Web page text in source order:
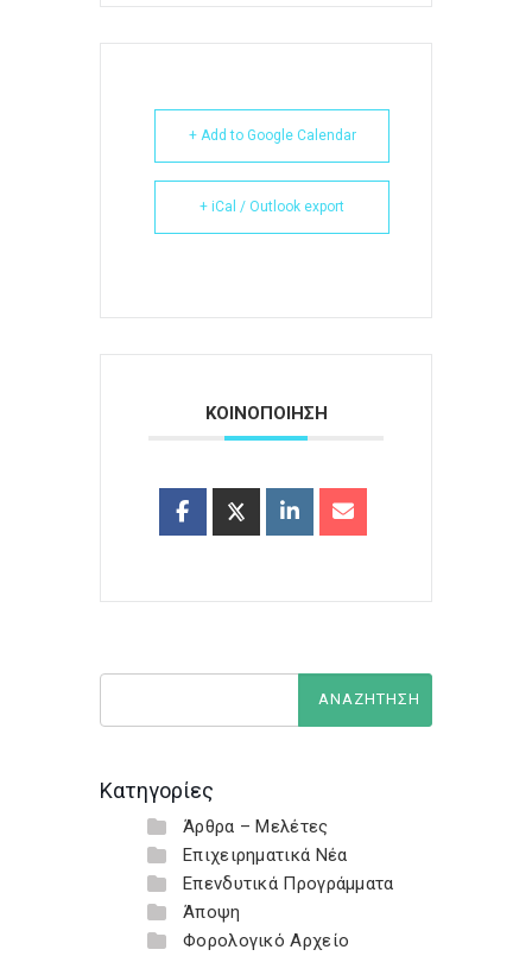
+ Add to Google Calendar
+ iCal / Outlook export
ΚΟΙΝΟΠΟΙΗΣΗ
Κατηγορίες
Άρθρα – Μελέτες
Επιχειρηματικά Νέα
Επενδυτικά Προγράμματα
Άποψη
Φορολογικό Αρχείο